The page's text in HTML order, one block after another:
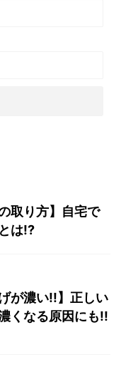
取り方】自宅で
は!?
が濃い!!】正しい
くなる原因にも!!